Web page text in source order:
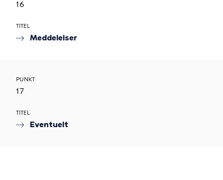
16
TITEL
Meddelelser
PUNKT
17
TITEL
Eventuelt